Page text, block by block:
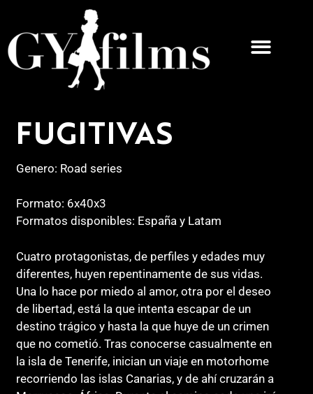
FUGITIVAS
Genero: Road series
Formato: 6x40x3
Formatos disponibles: España y Latam
Cuatro protagonistas, de perfiles y edades muy
diferentes, huyen repentinamente de sus vidas.
Una lo hace por miedo al amor, otra por el deseo
de libertad, está la que intenta escapar de un
destino trágico y hasta la que huye de un crimen
que no cometió. Tras conocerse casualmente en
la isla de Tenerife, inician un viaje en motorhome
recorriendo las islas Canarias, y de ahí cruzarán a